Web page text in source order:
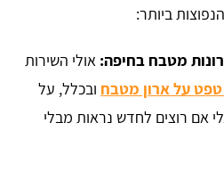
ביותר:
מטבח בחיפה: אולי השירות
על ארון מטבח ובכלל, על
אם רוצים לחדש נראות מבלי